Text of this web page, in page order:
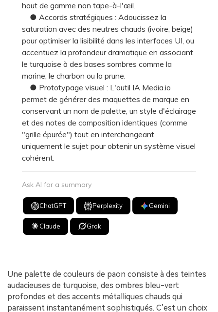
haut de gamme non tape-à-l'œil.
● Accords stratégiques : Adoucissez la
saturation avec des neutres chauds (ivoire, beige)
pour optimiser la lisibilité dans les interfaces UI, ou
accentuez la profondeur dramatique en associant
le turquoise à des bases sombres comme la
marine, le charbon ou la prune.
● Prototypage visuel : L'outil IA Media.io
permet de générer des maquettes de marque en
conservant un nom de palette, un style d'éclairage
et des notes de composition identiques (comme
"grille épurée") tout en interchangeant
uniquement le sujet pour obtenir un système visuel
cohérent.
Ask AI for a summary
ChatGPT Perplexity Gemini
Claude Grok
Une palette de couleurs de paon consiste à des teintes
audacieuses de turquoise, des ombres bleu-vert
profondes et des accents métalliques chauds qui
paraissent instantanément sophistiqués. C’est un choix